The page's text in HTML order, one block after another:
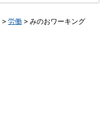
> 労働 > みのおワーキング